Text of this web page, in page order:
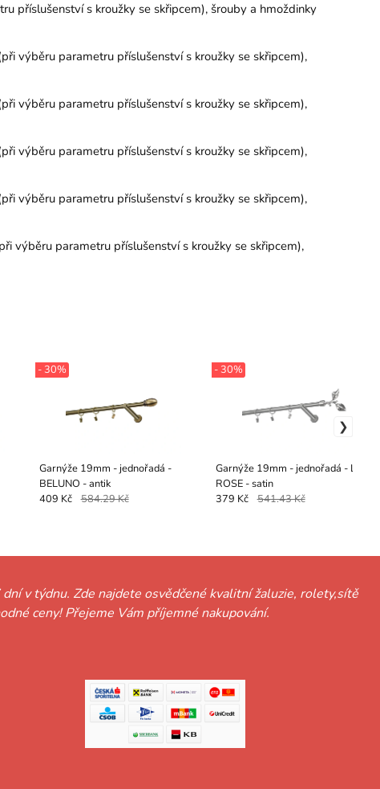
příslušenství s kroužky se skřipcem), šrouby a hmoždinky
výběru parametru příslušenství s kroužky se skřipcem),
výběru parametru příslušenství s kroužky se skřipcem),
výběru parametru příslušenství s kroužky se skřipcem),
výběru parametru příslušenství s kroužky se skřipcem),
výběru parametru příslušenství s kroužky se skřipcem),
Garnýže 19mm - jednořadá -
BELUNO - antik
- 30%
409 Kč 584.29 Kč
Garnýže 19mm - jednořadá - LIST
ROSE - satin
- 30%
379 Kč 541.43 Kč
v týdnu. Zde najdete osvědčené kvalitní žaluzie, rolety,sítě
ceny! Přejeme Vám příjemné nakupování.